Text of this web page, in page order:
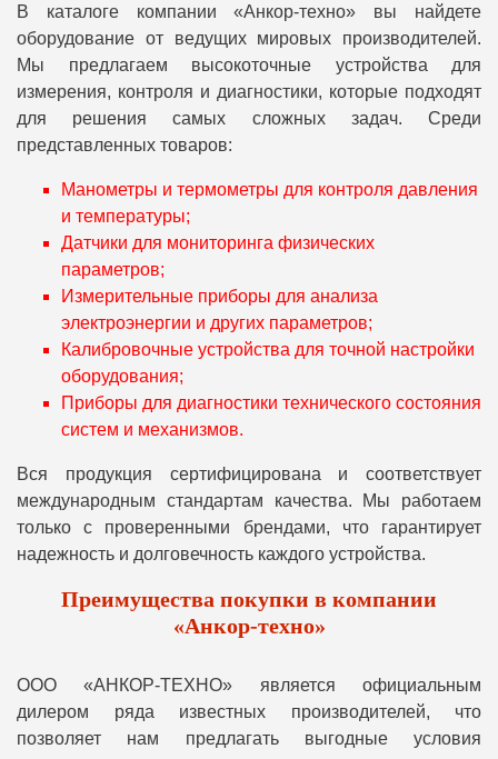
В каталоге компании «Анкор-техно» вы найдете
оборудование от ведущих мировых производителей.
Мы предлагаем высокоточные устройства для
измерения, контроля и диагностики, которые подходят
для решения самых сложных задач. Среди
представленных товаров:
Манометры и термометры для контроля давления
и температуры;
Датчики для мониторинга физических
параметров;
Измерительные приборы для анализа
электроэнергии и других параметров;
Калибровочные устройства для точной настройки
оборудования;
Приборы для диагностики технического состояния
систем и механизмов.
Вся продукция сертифицирована и соответствует
международным стандартам качества. Мы работаем
только с проверенными брендами, что гарантирует
надежность и долговечность каждого устройства.
Преимущества покупки в компании
«Анкор-техно»
ООО «АНКОР‑ТЕХНО» является официальным
дилером ряда известных производителей, что
позволяет нам предлагать выгодные условия